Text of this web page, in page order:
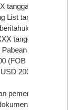
tanggal 26 April
List tanggal 26
dalam
tanggal 31 Mei
sebesar
(FOB USD
200,00);
pemeriksaan
impor